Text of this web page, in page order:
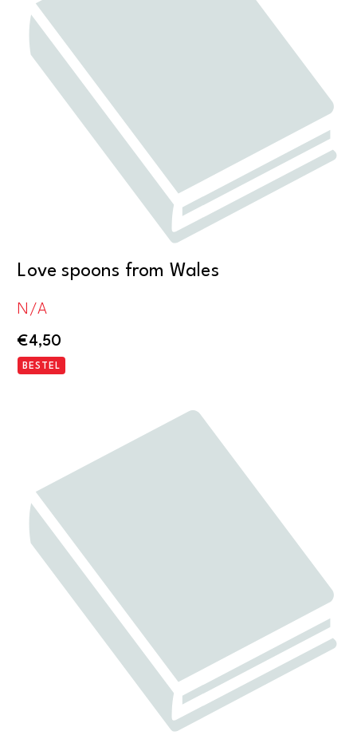
Love spoons from Wales
N/A
€4,50
BESTEL